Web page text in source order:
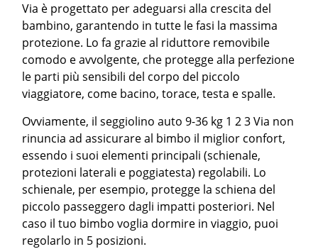
Via è progettato per adeguarsi alla crescita del
bambino, garantendo in tutte le fasi la massima
protezione. Lo fa grazie al riduttore removibile
comodo e avvolgente, che protegge alla perfezione
le parti più sensibili del corpo del piccolo
viaggiatore, come bacino, torace, testa e spalle.
Ovviamente, il seggiolino auto 9-36 kg 1 2 3 Via non
rinuncia ad assicurare al bimbo il miglior confort,
essendo i suoi elementi principali (schienale,
protezioni laterali e poggiatesta) regolabili. Lo
schienale, per esempio, protegge la schiena del
piccolo passeggero dagli impatti posteriori. Nel
caso il tuo bimbo voglia dormire in viaggio, puoi
regolarlo in 5 posizioni.